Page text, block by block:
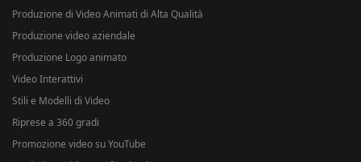
Produzione di Video Animati di Alta Qualità
Produzione video aziendale
Produzione Logo animato
Video Interattivi
Stili e Modelli di Video
Riprese a 360 gradi
Promozione video su YouTube